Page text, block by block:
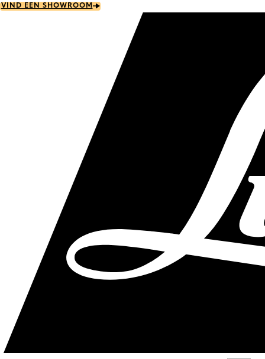
Skip
VIND EEN SHOWROOM